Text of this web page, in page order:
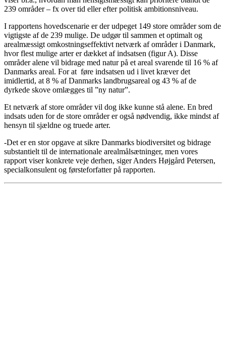
239 områder – fx over tid eller efter politisk ambitionsniveau.
I rapportens hovedscenarie er der udpeget 149 store områder som de
vigtigste af de 239 mulige. De udgør til sammen et optimalt og
arealmæssigt omkostningseffektivt netværk af områder i Danmark,
hvor flest mulige arter er dækket af indsatsen (figur A). Disse
områder alene vil bidrage med natur på et areal svarende til 16 % af
Danmarks areal. For at føre indsatsen ud i livet kræver det
imidlertid, at 8 % af Danmarks landbrugsareal og 43 % af de
dyrkede skove omlægges til ”ny natur”.
Et netværk af store områder vil dog ikke kunne stå alene. En bred
indsats uden for de store områder er også nødvendig, ikke mindst af
hensyn til sjældne og truede arter.
-Det er en stor opgave at sikre Danmarks biodiversitet og bidrage
substantielt til de internationale arealmålsætninger, men vores
rapport viser konkrete veje derhen, siger Anders Højgård Petersen,
specialkonsulent og førsteforfatter på rapporten.